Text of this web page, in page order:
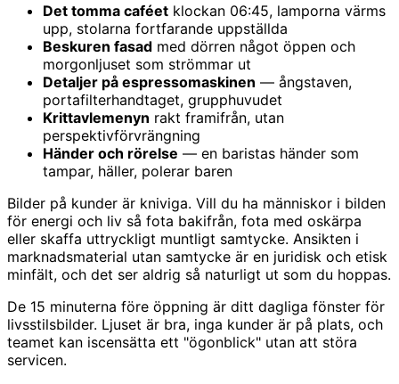
Det tomma caféet klockan 06:45, lamporna värms
upp, stolarna fortfarande uppställda
Beskuren fasad med dörren något öppen och
morgonljuset som strömmar ut
Detaljer på espressomaskinen — ångstaven,
portafilterhandtaget, grupphuvudet
Krittavlemenyn rakt framifrån, utan
perspektivförvrängning
Händer och rörelse — en baristas händer som
tampar, häller, polerar baren
Bilder på kunder är kniviga. Vill du ha människor i bilden
för energi och liv så fota bakifrån, fota med oskärpa
eller skaffa uttryckligt muntligt samtycke. Ansikten i
marknadsmaterial utan samtycke är en juridisk och etisk
minfält, och det ser aldrig så naturligt ut som du hoppas.
De 15 minuterna före öppning är ditt dagliga fönster för
livsstilsbilder. Ljuset är bra, inga kunder är på plats, och
teamet kan iscensätta ett "ögonblick" utan att störa
servicen.